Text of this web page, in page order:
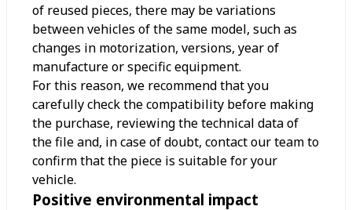
of reused pieces, there may be variations
between vehicles of the same model, such as
changes in motorization, versions, year of
manufacture or specific equipment.
For this reason, we recommend that you
carefully check the compatibility before making
the purchase, reviewing the technical data of
the file and, in case of doubt, contact our team to
confirm that the piece is suitable for your
vehicle.
Positive environmental impact